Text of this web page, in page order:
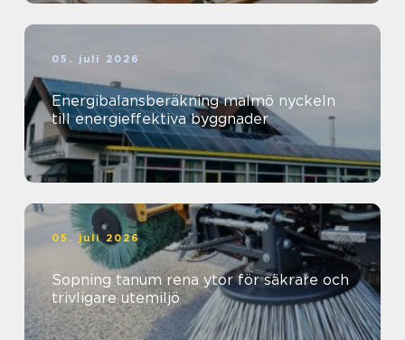
05. juli 2026
Energibalansberäkning malmö nyckeln
till energieffektiva byggnader
05. juli 2026
Sopning tanum rena ytor för säkrare och
trivligare utemiljö